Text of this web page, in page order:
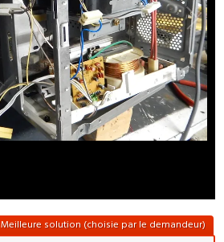
Meilleure solution (choisie par le demandeur)